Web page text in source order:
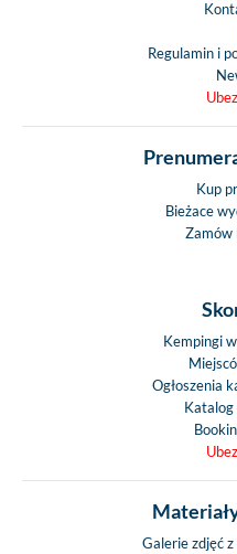
Regulamin i
Kup
Bieżace
Zamów
Kempingi
Ogłoszenia
Katalog
Galerie zdjęć